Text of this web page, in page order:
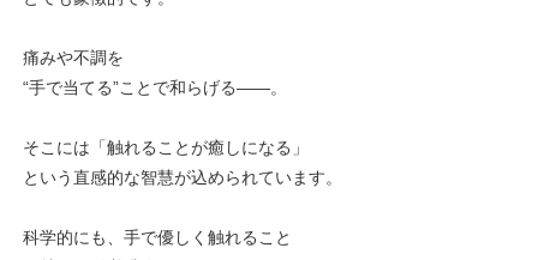
痛みや不調を
“手で当てる”ことで和らげる――。
そこには「触れることが癒しになる」
という直感的な智慧が込められています。
科学的にも、手で優しく触れること